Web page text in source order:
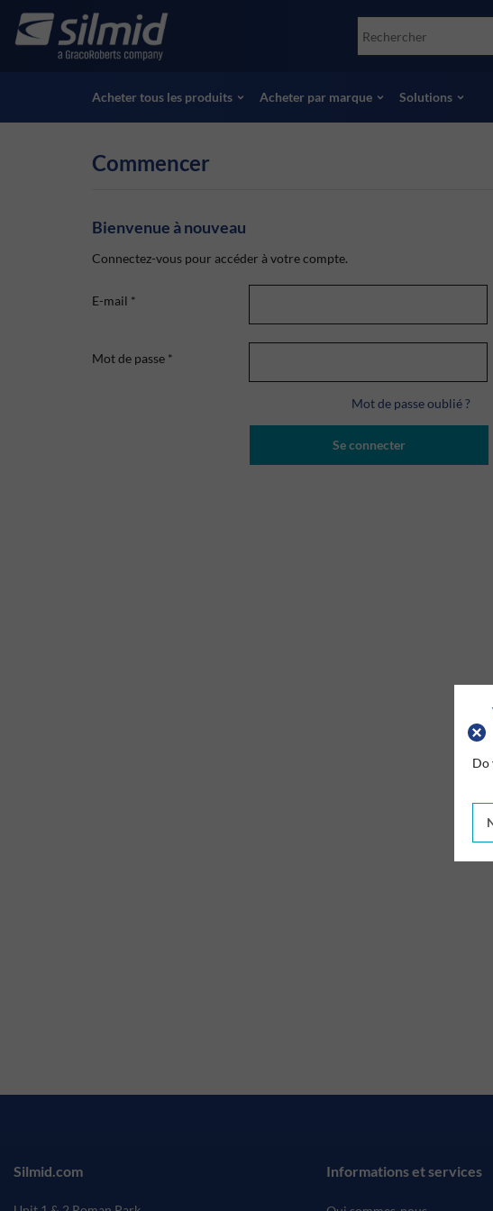
Do
main
Accessories
Essais non destructifs (NDT)
Voir tous les produits
Socomore
Skydrol
Acheter tous les produits Acheter par marque Solutions
Commencer
Bienvenue à nouveau
Connectez-vous pour accéder à votre compte.
E-mail *
Mot de passe *
Mot de passe oublié ?
Se connecter
Informations et services
Silmid.com